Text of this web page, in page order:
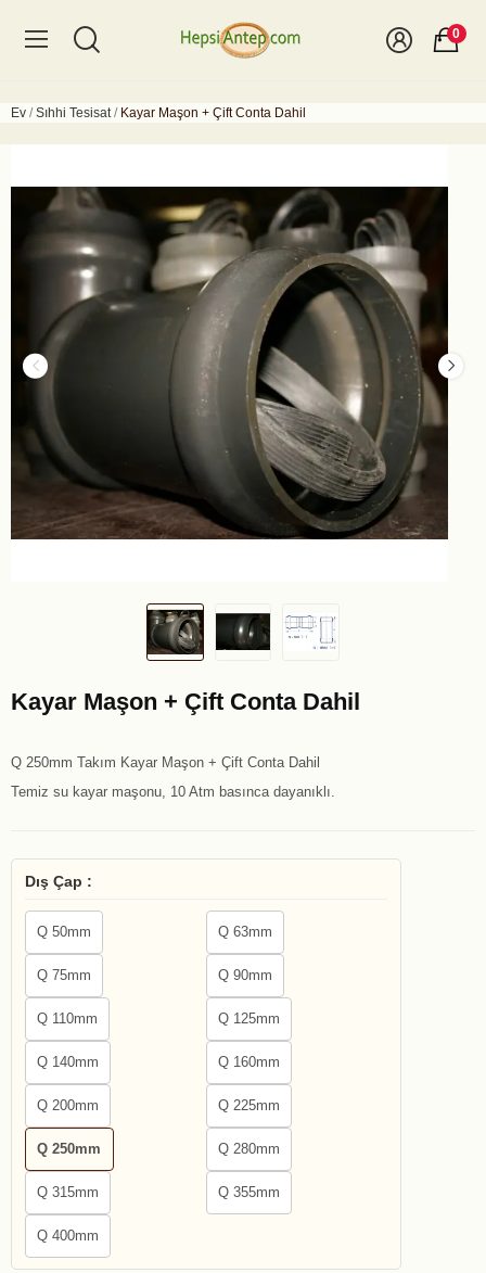
0
Ev Sıhhi Tesisat Kayar Maşon + Çift Conta Dahil
Kayar Maşon + Çift Conta Dahil
Q 250mm Takım Kayar Maşon + Çift Conta Dahil
Temiz su kayar maşonu, 10 Atm basınca dayanıklı.
Dış Çap :
Q 50mm Q 63mm
Q 75mm Q 90mm
Q 110mm Q 125mm
Q 140mm Q 160mm
Q 200mm Q 225mm
Q 250mm Q 280mm
Q 315mm Q 355mm
Q 400mm